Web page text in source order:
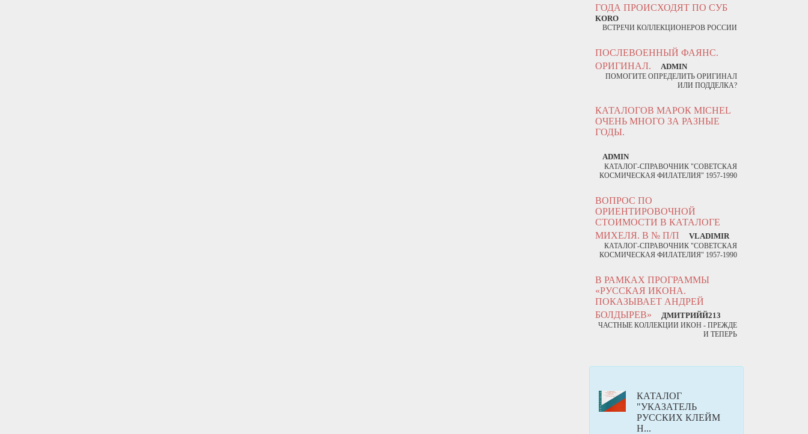
ГОДА ПРОИСХОДЯТ ПО СУБ
KORO
ВСТРЕЧИ КОЛЛЕКЦИОНЕРОВ РОССИИ
ПОСЛЕВОЕННЫЙ ФАЯНС.
ОРИГИНАЛ.
ADMIN
ПОМОГИТЕ ОПРЕДЕЛИТЬ ОРИГИНАЛ
ИЛИ ПОДДЕЛКА?
КАТАЛОГОВ МАРОК MICHEL
ОЧЕНЬ МНОГО ЗА РАЗНЫЕ
ГОДЫ.
ADMIN
КАТАЛОГ-СПРАВОЧНИК "СОВЕТСКАЯ
КОСМИЧЕСКАЯ ФИЛАТЕЛИЯ" 1957-1990
ВОПРОС ПО
ОРИЕНТИРОВОЧНОЙ
СТОИМОСТИ В КАТАЛОГЕ
МИХЕЛЯ. В № П/П
VLADIMIR
КАТАЛОГ-СПРАВОЧНИК "СОВЕТСКАЯ
КОСМИЧЕСКАЯ ФИЛАТЕЛИЯ" 1957-1990
В РАМКАХ ПРОГРАММЫ
«РУССКАЯ ИКОНА.
ПОКАЗЫВАЕТ АНДРЕЙ
БОЛДЫРЕВ»
ДМИТРИЙЙ213
ЧАСТНЫЕ КОЛЛЕКЦИИ ИКОН - ПРЕЖДЕ
И ТЕПЕРЬ
КАТАЛОГ
"УКАЗАТЕЛЬ
РУССКИХ КЛЕЙМ
Н...